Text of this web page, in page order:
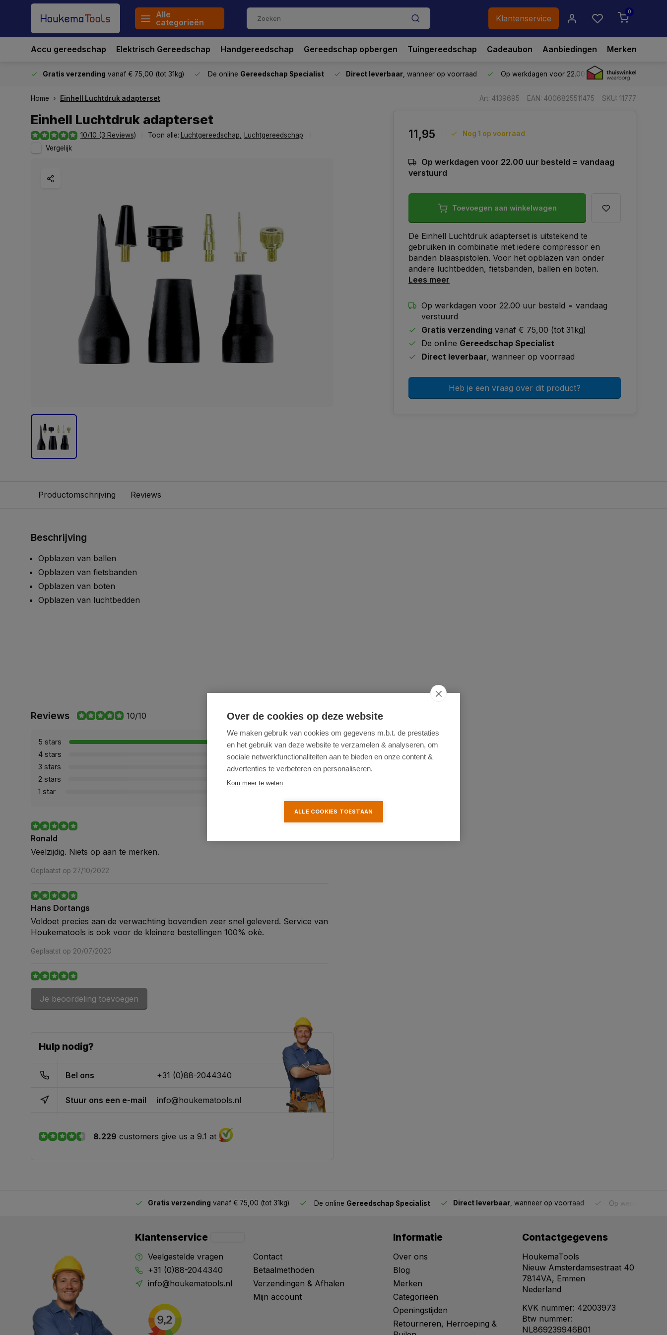
Alle
categorieën
Klantenservice
0
Accu gereedschap Elektrisch Gereedschap Handgereedschap Gereedschap opbergen Tuingereedschap Cadeaubon Aanbiedingen Merken
Gratis verzending vanaf € 75,00 (tot 31kg) De online Gereedschap Specialist Direct leverbaar , wanneer op voorraad Op werkdagen voor 22.00 uur besteld,vandaag
Home Einhell Luchtdruk adapterset Art: 4139695 EAN: 4006825511475 SKU: 11777
Einhell Luchtdruk adapterset
10/10 (3 Reviews) Toon alle: Luchtgereedschap
Luchtgereedschap
Vergelijk
11,95 Nog 1 op voorraad
Op werkdagen voor 22.00 uur besteld = vandaag
verstuurd
Toevoegen aan winkelwagen
De Einhell Luchtdruk adapterset is uitstekend te
gebruiken in combinatie met iedere compressor en
banden blaaspistolen. Voor het opblazen van onder
andere luchtbedden, fietsbanden, ballen en boten.
Lees meer
Op werkdagen voor 22.00 uur besteld = vandaag
verstuurd
Gratis verzending vanaf € 75,00 (tot 31kg)
De online Gereedschap Specialist
Direct leverbaar, wanneer op voorraad
Heb je een vraag over dit product?
Productomschrijving Reviews
Beschrijving
Opblazen van ballen
Opblazen van fietsbanden
Opblazen van boten
Opblazen van luchtbedden
Reviews 10/10
5 stars
3 reviews
4 stars
0 reviews
3 stars
0 reviews
2 stars
1 star
Ronald
Veelzijdig. Niets op aan te merken.
Geplaatst op 27/10/2022
Hans Dortangs
Voldoet precies aan de verwachting bovendien zeer snel geleverd. Service van
Houkematools is ook voor de kleinere bestellingen 100% okè.
Geplaatst op 20/07/2020
I. de Jong
Binnen 24 uur geleverd
Je beoordeling toevoegen
Hulp nodig?
Bel ons +31 (0)88-2044340
Stuur ons een e-mail info@houkematools.nl
8.229 customers give us a 9.1 at
Gratis verzending vanaf € 75,00 (tot 31kg) De online Gereedschap Specialist Direct leverbaar , wanneer op voorraad Op werkdagen
Klantenservice
Veelgestelde vragen
+31 (0)88-2044340
info@houkematools.nl
Contact
Betaalmethoden
Verzendingen & Afhalen
Mijn account
Informatie
Over ons
Blog
Merken
Categorieën
Openingstijden
Retourneren, Herroeping &
Contactgegevens
HoukemaTools
Nieuw Amsterdamsestraat 40
7814VA, Emmen
Nederland
KVK nummer: 42003973
Btw nummer:
NL869239946B01
Over de cookies op deze website
We maken gebruik van cookies om gegevens m.b.t. de prestaties
en het gebruik van deze website te verzamelen & analyseren, om
sociale netwerkfunctionaliteiten aan te bieden en onze content &
advertenties te verbeteren en personaliseren.
Kom meer te weten
ALLE COOKIES TOESTAAN